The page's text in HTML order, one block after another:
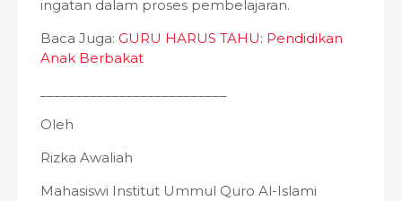
ingatan dalam proses pembelajaran.
Baca Juga: GURU HARUS TAHU: Pendidikan
Anak Berbakat
Oleh
Rizka Awaliah
Mahasiswi Institut Ummul Quro Al-Islami